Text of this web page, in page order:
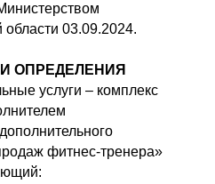
03.09.2024.
ОПРЕДЕЛЕНИЯ
услуги – комплекс
фитнес-тренера»